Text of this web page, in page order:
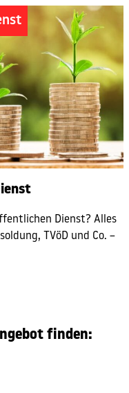
Dienst? Alles
TVöD und Co. –
finden: